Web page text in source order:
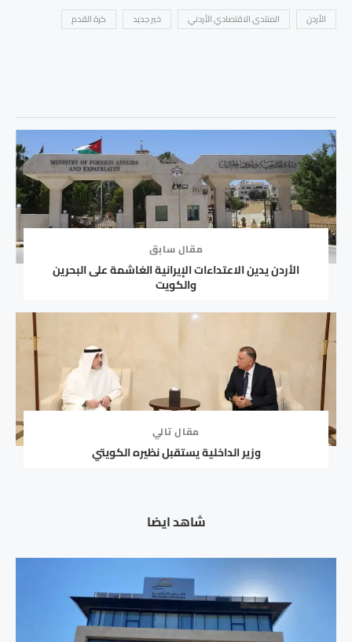
الأردن المنتدى الاقتصادي الأردني خبر جديد كرة القدم
مقال سابق
الأردن يدين الاعتداءات الإيرانية الغاشمة على البحرين
والكويت
مقال تالي
وزير الداخلية يستقبل نظيره الكويتي
شاهد ايضا